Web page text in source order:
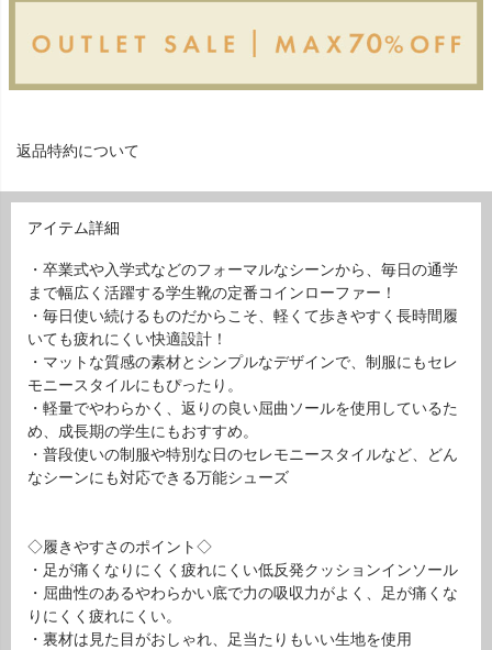
返品特約について
アイテム詳細
・卒業式や入学式などのフォーマルなシーンから、毎日の通学
まで幅広く活躍する学生靴の定番コインローファー！
・毎日使い続けるものだからこそ、軽くて歩きやすく長時間履
いても疲れにくい快適設計！
・マットな質感の素材とシンプルなデザインで、制服にもセレ
モニースタイルにもぴったり。
・軽量でやわらかく、返りの良い屈曲ソールを使用しているた
め、成長期の学生にもおすすめ。
・普段使いの制服や特別な日のセレモニースタイルなど、どん
なシーンにも対応できる万能シューズ
◇履きやすさのポイント◇
・足が痛くなりにくく疲れにくい低反発クッションインソール
・屈曲性のあるやわらかい底で力の吸収力がよく、足が痛くな
りにくく疲れにくい。
・裏材は見た目がおしゃれ、足当たりもいい生地を使用